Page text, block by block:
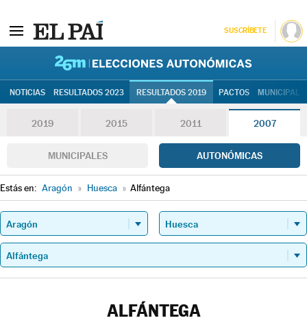
SUSCRÍBETE
NOTICIAS RESULTADOS 2023 RESULTADOS 2019 PACTOS
2019 2015 2011 2007
MUNICIPALES AUTONÓMICAS
Estás en: Aragón » Huesca » Alfántega
ALFÁNTEGA